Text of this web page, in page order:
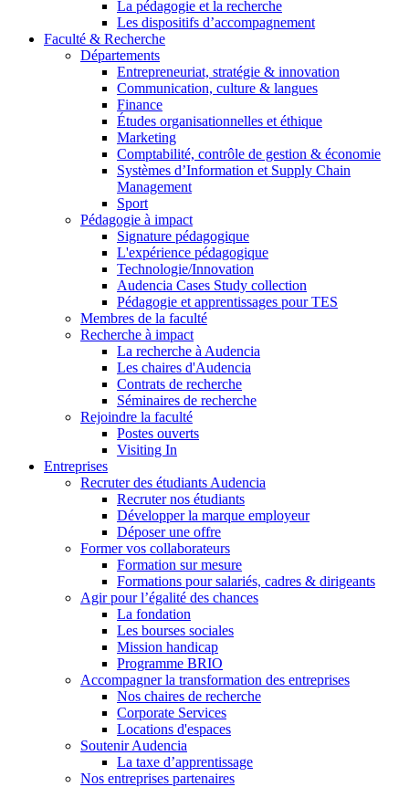
La pédagogie et la recherche
Les dispositifs d’accompagnement
Faculté & Recherche
Départements
Entrepreneuriat, stratégie & innovation
Communication, culture & langues
Finance
Études organisationnelles et éthique
Marketing
Comptabilité, contrôle de gestion & économie
Systèmes d’Information et Supply Chain
Management
Sport
Pédagogie à impact
Signature pédagogique
L'expérience pédagogique
Technologie/Innovation
Audencia Cases Study collection
Pédagogie et apprentissages pour TES
Membres de la faculté
Recherche à impact
La recherche à Audencia
Les chaires d'Audencia
Contrats de recherche
Séminaires de recherche
Rejoindre la faculté
Postes ouverts
Visiting In
Entreprises
Recruter des étudiants Audencia
Recruter nos étudiants
Développer la marque employeur
Déposer une offre
Former vos collaborateurs
Formation sur mesure
Formations pour salariés, cadres & dirigeants
Agir pour l’égalité des chances
La fondation
Les bourses sociales
Mission handicap
Programme BRIO
Accompagner la transformation des entreprises
Nos chaires de recherche
Corporate Services
Locations d'espaces
Soutenir Audencia
La taxe d’apprentissage
Nos entreprises partenaires